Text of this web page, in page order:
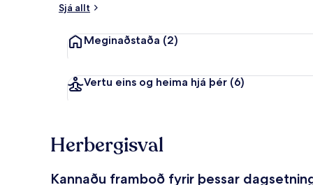
Sjá allt
Meginaðstaða (2)
Vertu eins og heima hjá þér (6)
Herbergisval
Kannaðu framboð fyrir þessar